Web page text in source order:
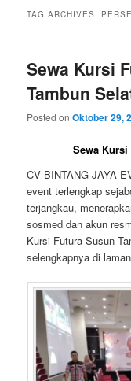
TAG ARCHIVES:
Sewa Kursi
Tambun
Posted onOktober 29,
Sewa
CV BINTANG JAYA
event terlengkap
terjangkau,
sosmed dan akun
Kursi Futura Susun
selengkapnya di